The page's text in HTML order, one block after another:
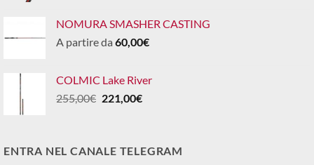
NOMURA SMASHER CASTING
A partire da 60,00€
COLMIC Lake River
255,00€ Il
255,00€.
221,00€Il
221,00€.
ENTRA NEL CANALE TELEGRAM